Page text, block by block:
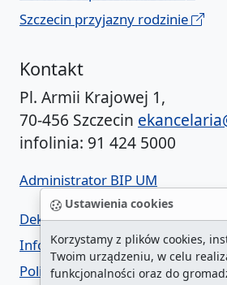
Ustawienia cookies
Korzystamy z plików cookies,
Twoim urządzeniu, w celu
funkcjonalności oraz do
Szczecin przyjazny rodzinie
Kontakt
Pl. Armii Krajowej 1,
70-456 Szczecin
infolinia: 91 424 5000
Administrator BIP UM
Deklaracja dostępności
Informacja o urzędzie w ETR
Polityka prywatności